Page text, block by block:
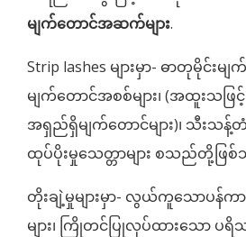
မျက်တောင်အဆက်များ.
Strip lashes များမှာ- ဓာတုမိုင်းမျ
မျက်တောင်အစစ်များ၊ (အထူးသဖြင့်
အရှည်ရှိမျက်တောင်များ)၊ သီးသန့်
ထုပ်ပိုးမှုသေတ္တာများ စသည်တို့ဖြ
တိုးချဲ့မှုများမှာ- လွယ်ကူသောပန်က
များ၊ ကြိုတင်ပြုလုပ်ထားသော ပရိသ